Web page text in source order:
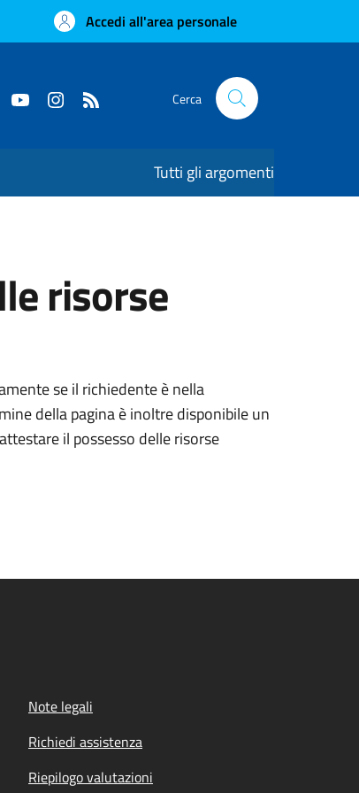
Accedi all'area personale
Cerca
Tutti gli argomenti
risorse
se il richiedente è nella
della pagina è inoltre disponibile un
il possesso delle risorse
Note legali
Richiedi assistenza
Riepilogo valutazioni